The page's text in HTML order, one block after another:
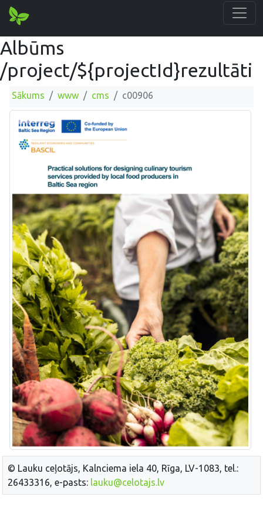
Albūms
/project/${projectId}rezultāti
Sākums www cms c00906
© Lauku ceļotājs, Kalnciema iela 40, Rīga, LV-1083, tel.:
26433316, e-pasts: lauku@celotajs.lv